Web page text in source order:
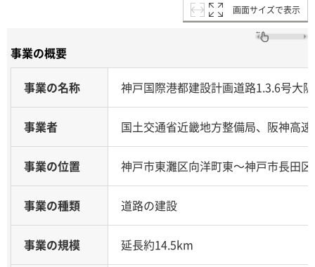
画面サイズで表示
事業の概要
事業の名称 神戸国際港都建設計画道路1.3.6号大
事業者 国土交通省近畿地方整備局、阪神高
事業の位置 神戸市東灘区向洋町東～神戸市長田
事業の種類 道路の建設
事業の規模 延長約14.5km